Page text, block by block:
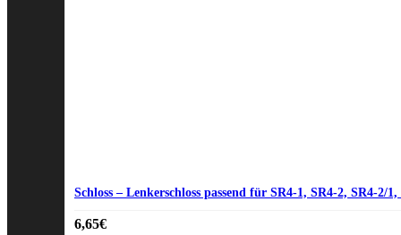
Schloss – Lenkerschloss passend für SR4-1, SR4-2, SR4-2/
6,65€